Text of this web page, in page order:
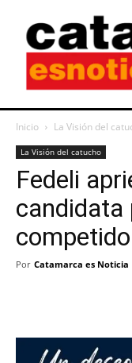
Inicio La Visión del
La Visión del catucho
Fedeli
candidata
Por Catamarca es Noticia